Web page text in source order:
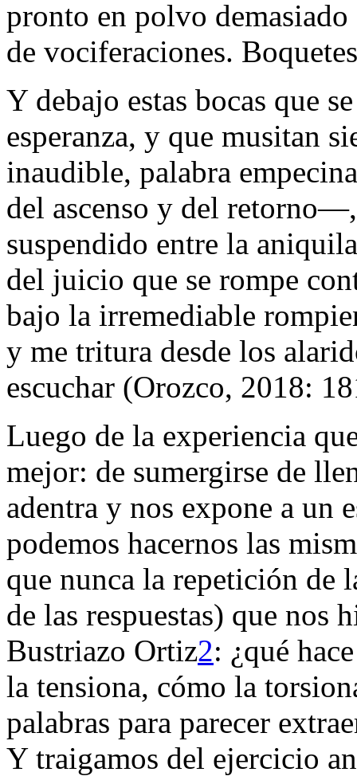
pronto en polvo
de vociferaciones.
Y debajo estas bocas que
esperanza, y que musitan
inaudible, palabra
del ascenso y del
suspendido entre la
del juicio que se rompe
bajo la irremediable
y me tritura desde los
escuchar (Orozco, 2018:
Luego de la experiencia
mejor: de sumergirse de
adentra y nos expone a un
podemos hacernos las
que nunca la repetición de
de las respuestas) que nos
Bustriazo Ortiz2: ¿qué
la tensiona, cómo la
palabras para parecer
Y traigamos del ejercicio